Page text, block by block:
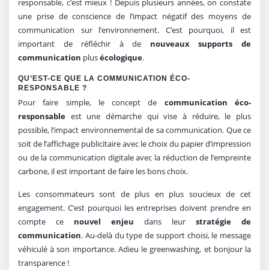
responsable, c’est mieux ! Depuis plusieurs années, on constate
une prise de conscience de l’impact négatif des moyens de
communication sur l’environnement. C’est pourquoi, il est
important de réfléchir à de nouveaux supports de
communication plusécologique.
QU’EST-CE QUE LA COMMUNICATION ÉCO-
RESPONSABLE ?
Pour faire simple, le concept de communication éco-
responsable est une démarche qui vise à réduire, le plus
possible, l’impact environnemental de sa communication. Que ce
soit de l’affichage publicitaire avec le choix du papier d’impression
ou de la communication digitale avec la réduction de l’empreinte
carbone, il est important de faire les bons choix.
Les consommateurs sont de plus en plus soucieux de cet
engagement. C’est pourquoi les entreprises doivent prendre en
compte ce nouvel enjeu dans leur stratégie de
communication. Au-delà du type de support choisi, le message
véhiculé à son importance. Adieu le greenwashing, et bonjour la
transparence !